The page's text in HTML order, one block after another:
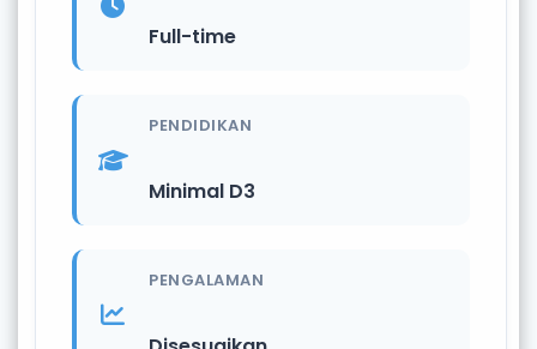
Full-time
PENDIDIKAN
Minimal D3
PENGALAMAN